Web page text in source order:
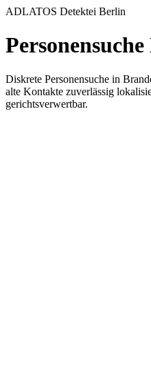
ADLATOS Detektei Berlin
Diskrete Personensuche in
alte Kontakte zuverlässig
gerichtsverwertbar.